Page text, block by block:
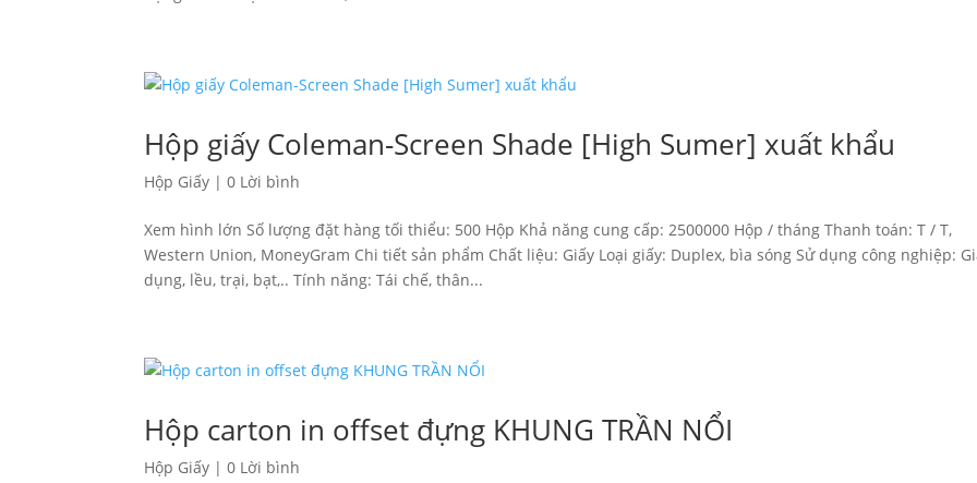
Hộp giấy Coleman-Screen Shade [High Sumer] xuất khẩu
Hộp Giấy | 0 Lời bình
Xem hình lớn Số lượng đặt hàng tối thiểu: 500 Hộp Khả năng cung cấp: 2500000 Hộp / tháng Thanh toán: T / T,
Western Union, MoneyGram Chi tiết sản phẩm Chất liệu: Giấy Loại giấy: Duplex, bìa sóng Sử dụng công nghiệp:
dụng, lều, trại, bạt,.. Tính năng: Tái chế, thân...
Hộp carton in offset đựng KHUNG TRẦN NỔI
Hộp Giấy | 0 Lời bình